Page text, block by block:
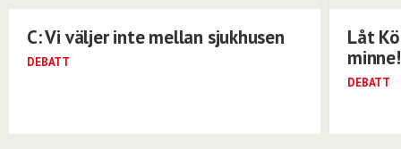
C: Vi väljer inte mellan sjukhusen
DEBATT
Låt
minne!
DEBATT